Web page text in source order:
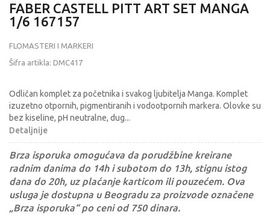
FABER CASTELL PITT ART SET MANGA
1/6 167157
FLOMASTERI I MARKERI
Šifra artikla: DMC417
Odličan komplet za početnika i svakog ljubitelja Manga. Komplet
izuzetno otpornih, pigmentiranih i vodootpornih markera. Olovke su
bez kiseline, pH neutralne, dug...
Detaljnije
Brza isporuka omogućava da porudžbine kreirane
radnim danima do 14h i subotom do 13h, stignu istog
dana do 20h, uz plaćanje karticom ili pouzećem. Ova
usluga je dostupna u Beogradu za proizvode označene
„Brza isporuka“ po ceni od 750 dinara.